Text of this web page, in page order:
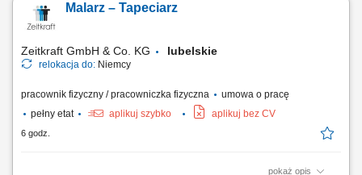
logistycznym liczącym 10–20 osób. Nadzór nad realizacją planów
produkcyjnych oraz terminowością zadań. Kontrola jakości produktów
Malarz – Tapeciarz
Zeitkraft GmbH & Co. KG lubelskie
relokacja do: Niemcy
pracownik fizyczny / pracowniczka fizyczna
umowa o pracę
pełny etat
aplikuj szybko aplikuj bez CV
6 godz.
pokaż opis